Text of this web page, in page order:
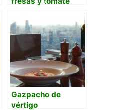
Gazpacho de
vértigo